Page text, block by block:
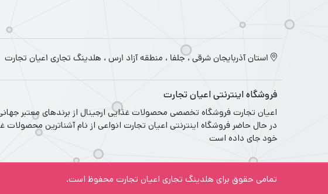
استان آذربایجان شرقی ، جلفا ، منطقه آزاد ارس ، هلدینگ تجاری اعیان تجارت
فروشگاه اینترنتی اعیان تجارت
در حال حاضر فروشگاه اینترنتی اعیان تجارت انواعی از نام آشناترین
خود جای داده است
تمامی حقوق برای هلدینگ تجاری اعیان تجارت محفوظ است.